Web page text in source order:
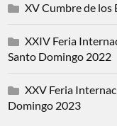
XV Cumbre de los
XXIV Feria
Santo Domingo 2022
XXV Feria
Domingo 2023